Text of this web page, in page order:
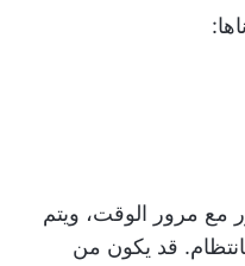
مع مرور الوقت، ويتم
قد يكون من